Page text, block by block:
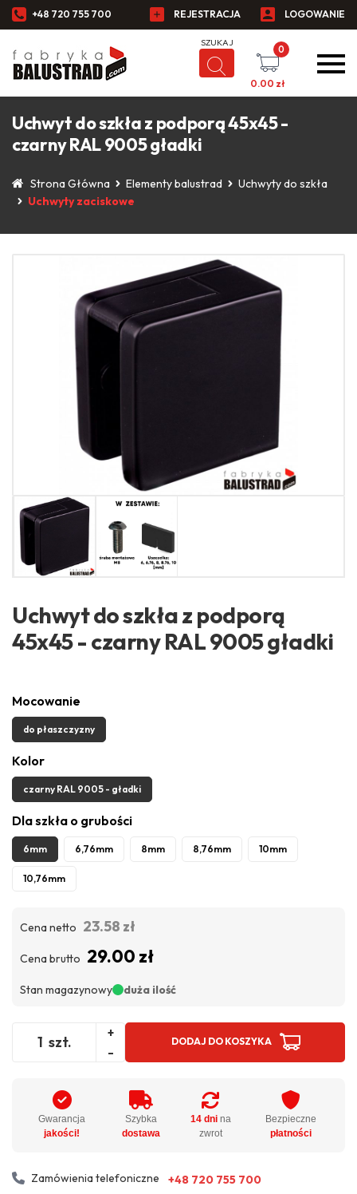
+48 720 755 700 REJESTRACJA LOGOWANIE
0
0.00 zł
Uchwyt do szkła z podporą 45x45 -
czarny RAL 9005 gładki
Strona Główna Elementy balustrad
Uchwyty do szkła
Uchwyty zaciskowe
Uchwyt do szkła z podporą
45x45 - czarny RAL 9005 gładki
Mocowanie
do płaszczyzny
Kolor
czarny RAL 9005 - gładki
Dla szkła o grubości
6mm 6,76mm 8mm 8,76mm 10mm
10,76mm
Cena netto 23.58 zł
Cena brutto 29.00 zł
Stan magazynowy duża ilość
szt.
+
-
DODAJ DO KOSZYKA
Gwarancja
jakości!
Szybka
dostawa
14 dnina
zwrot
Bezpieczne
płatności
Zamówienia telefoniczne +48 720 755 700